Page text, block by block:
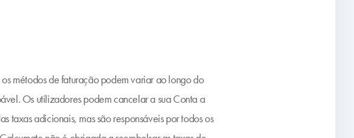
métodos de faturação podem variar ao longo do
Os utilizadores podem cancelar a sua Conta a
taxas adicionais, mas são responsáveis por todos os